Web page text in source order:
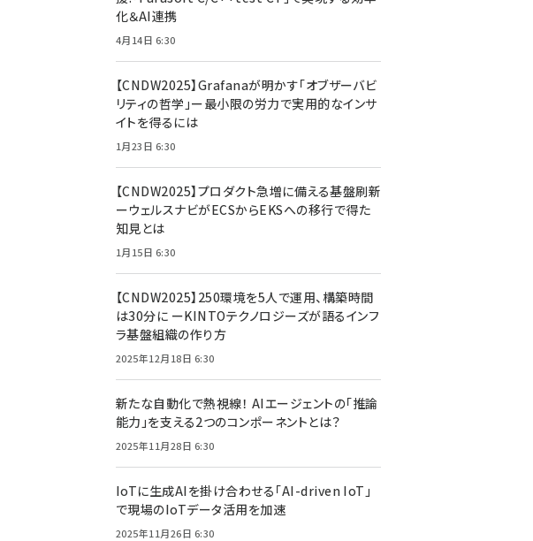
化＆AI連携
4月14日 6:30
【CNDW2025】Grafanaが明かす「オブザーバビ
リティの哲学」ー最小限の労力で実用的なインサ
イトを得るには
1月23日 6:30
【CNDW2025】プロダクト急増に備える基盤刷新
ーウェルスナビがECSからEKSへの移行で得た
知見とは
1月15日 6:30
【CNDW2025】250環境を5人で運用、構築時間
は30分に ーKINTOテクノロジーズが語るインフ
ラ基盤組織の作り方
2025年12月18日 6:30
新たな自動化で熱視線！ AIエージェントの「推論
能力」を支える2つのコンポーネントとは？
2025年11月28日 6:30
IoTに生成AIを掛け合わせる「AI-driven IoT」
で現場のIoTデータ活用を加速
2025年11月26日 6:30